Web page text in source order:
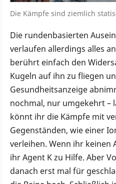
Die Kämpfe sind ziemlich
Die rundenbasierten
verlaufen allerdings alles
berührt einfach den
Kugeln auf ihn zu fliegen
Gesundheitsanzeige
nochmal, nur umgekehrt –
könnt ihr die Kämpfe mit
Gegenständen, wie einer
verleihen. Wenn ihr keinen
ihr Agent K zu Hilfe. Aber
danach erst mal für